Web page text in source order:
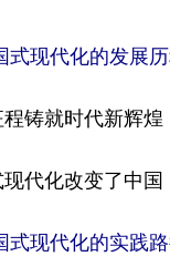
式现代化的发展
铸就时代新辉煌
代化改变了中国
式现代化的实践